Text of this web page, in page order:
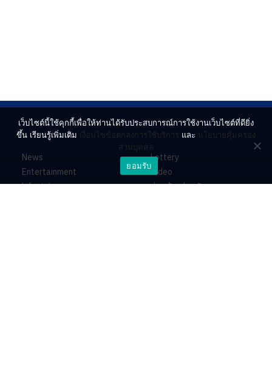
News
Entertainment
Lifestyle
Lottery
Video
ร่วมด้วยช่วยกัน
เว็บไซต์นี้ใช้คุกกี้เพื่อให้ท่านได้รับประสบการณ์การใช้งานเว็บไซต์ที่ดียิ่ง
ขึ้น เรียนรู้เพิ่มเติม เงื่อนไขข้อตกลงการใช้บริการ และ นโยบายคุ้มครอง
ส่วนบุคคล
ยอมรับ